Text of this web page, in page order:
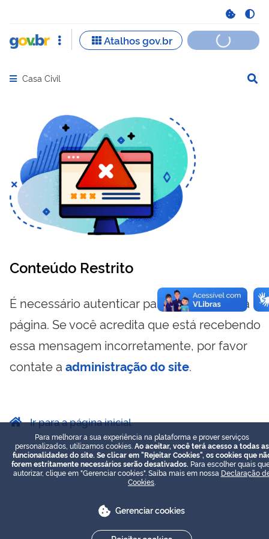
Abrir menu principal de navegação
Casa Civil
Conteúdo Restrito
É necessário autenticar para visualizar essa
página. Se você acredita que está recebendo
essa mensagem incorretamente, por favor
contate a administração do site.
Ir para a página inicial
Para melhorar a sua experiência na plataforma e prover serviços
personalizados, utilizamos cookies. Ao aceitar, você terá acesso a todas as
funcionalidades do site. Se clicar em "Rejeitar Cookies", os cookies que
forem estritamente necessários serão desativados. Para escolher quais
autorizar, clique em "Gerenciar cookies". Saiba mais em nossa Declaração
Cookies
Gerenciar cookies